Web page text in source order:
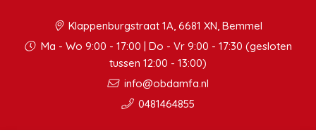
Klappenburgstraat 1A, 6681 XN, Bemmel
Ma - Wo 9:00 - 17:00 | Do - Vr 9:00 - 17:30 (gesloten
tussen 12:00 - 13:00)
info@obdamfa.nl
0481464855